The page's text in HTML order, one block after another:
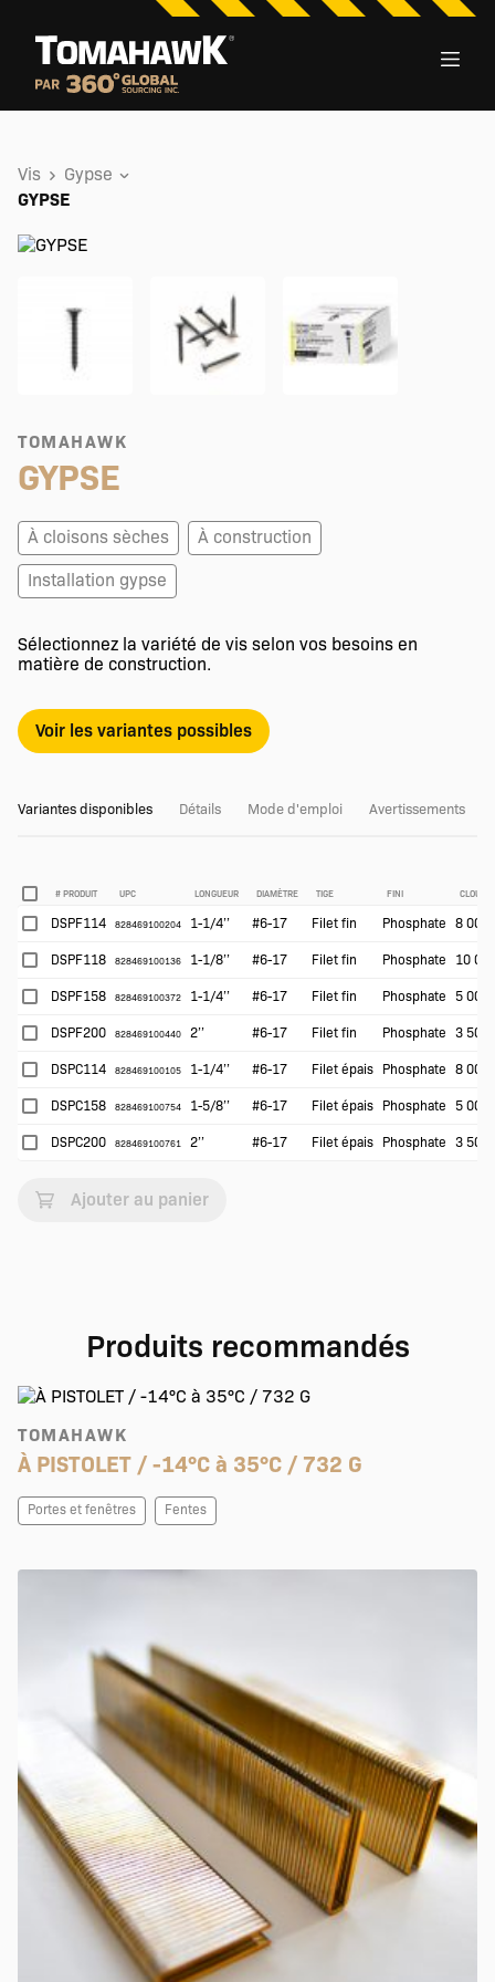
Vis Gypse
GYPSE
TOMAHAWK
GYPSE
À cloisons sèches
À construction
Installation gypse
Sélectionnez la variété de vis selon vos besoins en
matière de construction.
Voir les variantes possibles
Variantes disponibles Détails Mode d'emploi Avertissements
# PRODUIT UPC LONGUEUR DIAMÈTRE TIGE FINI CLOUS/
DSPF114 828469100204 1-1/4’’ #6-17 Filet fin Phosphate 8 000
DSPF118 828469100136 1-1/8’’ #6-17 Filet fin Phosphate 10
DSPF158 828469100372 1-1/4’’ #6-17 Filet fin Phosphate 5 000
DSPF200 828469100440 2’’ #6-17 Filet fin Phosphate 3 500
DSPC114 828469100105 1-1/4’’ #6-17 Filet épais Phosphate 8 000
DSPC158 828469100754 1-5/8’’ #6-17 Filet épais Phosphate 5 000
DSPC200 828469100761 2’’ #6-17 Filet épais Phosphate 3 500
Ajouter au panier
Produits recommandés
TOMAHAWK
À PISTOLET / -14°C à 35°C / 732 G
Portes et fenêtres Fentes